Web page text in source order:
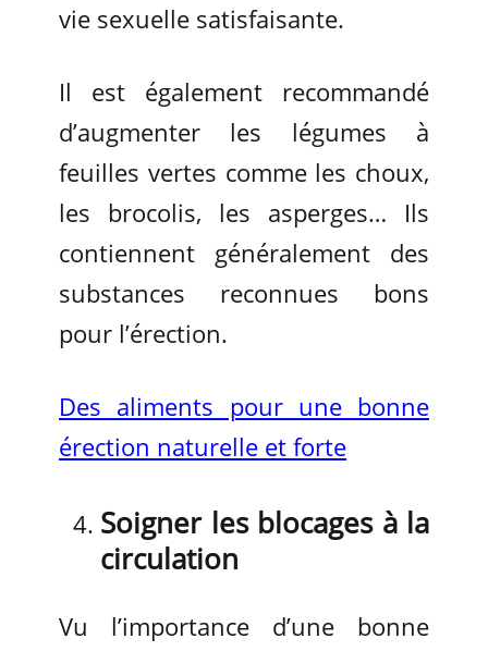
vie sexuelle satisfaisante.
Il est également recommandé
d’augmenter les légumes à
feuilles vertes comme les choux,
les brocolis, les asperges… Ils
contiennent généralement des
substances reconnues bons
pour l’érection.
Des aliments pour une bonne
érection naturelle et forte
Soigner les blocages à la
circulation
Vu l’importance d’une bonne